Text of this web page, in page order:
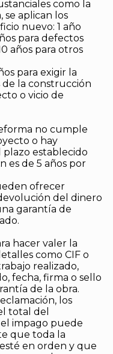
como la
aplican los
nuevo: 1 año
para defectos
años para otros
para exigir la
de la construcción
o vicio de
no cumple
o hay
establecido
es de 5 años por
ofrecer
del dinero
garantía de
hacer valer la
como CIF o
realizado,
fecha, firma o sello
de la obra.
los
total del
impago puede
que toda la
en orden y que